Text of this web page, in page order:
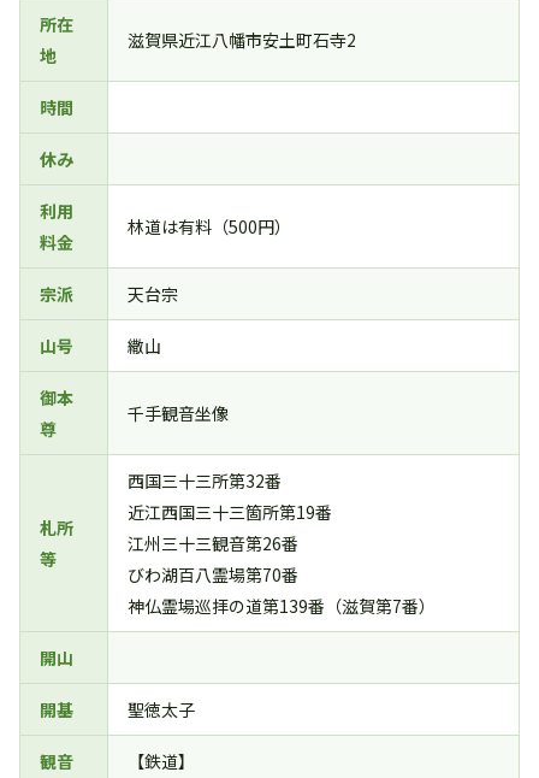
所在
地
滋賀県近江八幡市安土町石寺2
時間
休み
利用
料金
林道は有料（500円）
宗派 天台宗
山号 繖山
御本
尊
千手観音坐像
札所
等
西国三十三所第32番
近江西国三十三箇所第19番
江州三十三観音第26番
びわ湖百八霊場第70番
神仏霊場巡拝の道第139番（滋賀第7番）
開山
開基 聖徳太子
観音
【鉄道】